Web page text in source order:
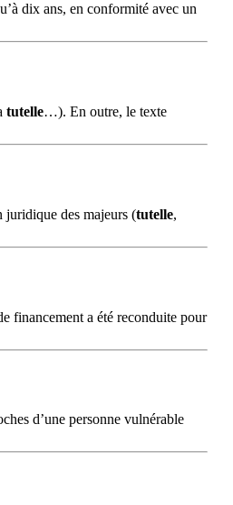
dix ans, en conformité avec un
tutelle…). En outre, le texte
juridique des majeurs (tutelle,
financement a été reconduite pour
d’une personne vulnérable